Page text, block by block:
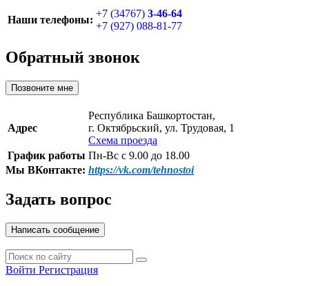
Наши телефоны:
+7 (34767) 3-46-64
+7 (927) 088-81-77
Обратный звонок
Позвоните мне
Адрес
Республика Башкортостан,
г. Октябрьский, ул. Трудовая, 1
Схема проезда
График работы Пн-Вс с 9.00 до 18.00
Мы ВКонтакте: https://vk.com/tehnostoi
Задать вопрос
Написать сообщение
Войти Регистрация